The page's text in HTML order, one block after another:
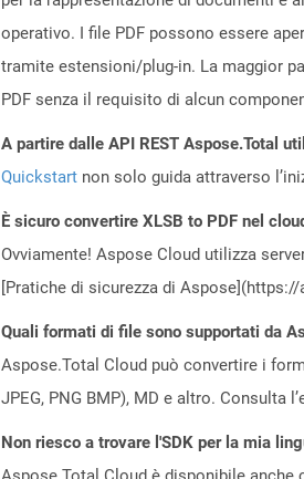
operativo. I file PDF possono essere
tramite estensioni/plug-in. La maggior
PDF senza il requisito di alcun
A partire dalle API REST Aspose.Total
Quickstart non solo guida attraverso
È sicuro convertire XLSB to PDF nel
Ovviamente! Aspose Cloud utilizza
[Pratiche di sicurezza di
Quali formati di file sono supportati da
Aspose.Total Cloud può convertire i
JPEG, PNG BMP), MD e altro. Consulta
Non riesco a trovare l'SDK per la mia